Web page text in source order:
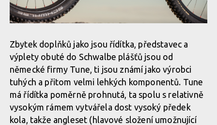
Zbytek doplňků jako jsou řídítka, představec a
výplety obuté do Schwalbe plášťů jsou od
německé firmy Tune, ti jsou známí jako výrobci
tuhých a přitom velmi lehkých komponentů. Tune
má řídítka poměrně prohnutá, ta spolu s relativně
vysokým rámem vytvářela dost vysoký předek
kola, takže angleset (hlavové složení umožnující